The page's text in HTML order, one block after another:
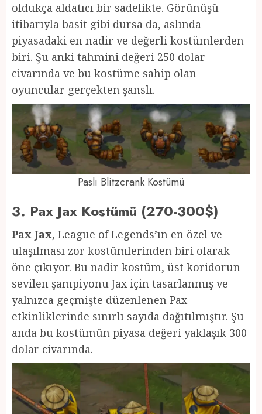
oldukça aldatıcı bir sadelikte. Görünüşü
itibarıyla basit gibi dursa da, aslında
piyasadaki en nadir ve değerli kostümlerden
biri. Şu anki tahmini değeri 250 dolar
civarında ve bu kostüme sahip olan
oyuncular gerçekten şanslı.
Paslı Blitzcrank Kostümü
3. Pax Jax Kostümü (270-300$)
Pax Jax, League of Legends’ın en özel ve
ulaşılması zor kostümlerinden biri olarak
öne çıkıyor. Bu nadir kostüm, üst koridorun
sevilen şampiyonu Jax için tasarlanmış ve
yalnızca geçmişte düzenlenen Pax
etkinliklerinde sınırlı sayıda dağıtılmıştır. Şu
anda bu kostümün piyasa değeri yaklaşık 300
dolar civarında.